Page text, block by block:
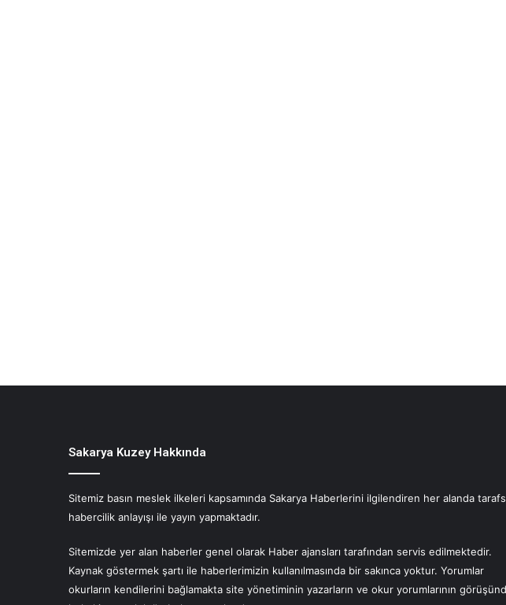
Sakarya Kuzey Hakkında
Sitemiz basın meslek ilkeleri kapsamında Sakarya Haberlerini ilgilendiren her alanda
habercilik anlayışı ile yayın yapmaktadır.
Sitemizde yer alan haberler genel olarak Haber ajansları tarafından servis edilmektedir.
Kaynak göstermek şartı ile haberlerimizin kullanılmasında bir sakınca yoktur. Yorumlar
okurların kendilerini bağlamakta site yönetiminin yazarların ve okur yorumlarının